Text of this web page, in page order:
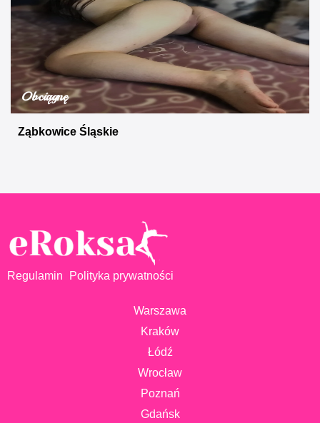
Obciągnę
Ząbkowice Śląskie
Regulamin Polityka prywatności
Warszawa
Kraków
Łódź
Wrocław
Poznań
Gdańsk